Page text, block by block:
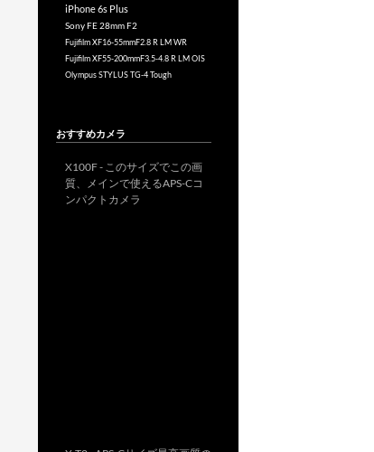
iPhone 6s Plus
Sony FE 28mm F2
Fujifilm XF16-55mmF2.8 R LM WR
Fujifilm XF55-200mmF3.5-4.8 R LM OIS
Olympus STYLUS TG-4 Tough
おすすめカメラ
X100F - このサイズでこの画
質、メインで使えるAPS-Cコ
ンパクトカメラ